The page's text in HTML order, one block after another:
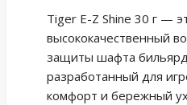
Tiger E-Z Shine 30 г —
высококачественный
защиты шафта
разработанный для
комфорт и бережный